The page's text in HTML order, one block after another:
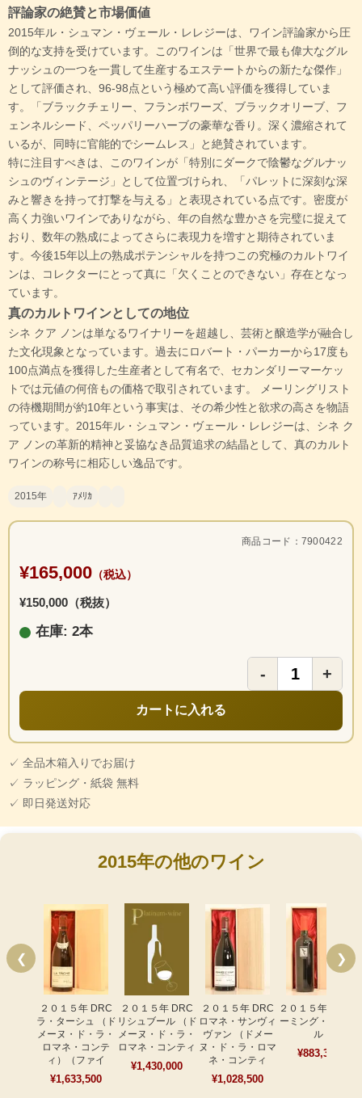
評論家の絶賛と市場価値
2015年ル・シュマン・ヴェール・レレジーは、ワイン評論家から圧
倒的な支持を受けています。このワインは「世界で最も偉大なグル
ナッシュの一つを一貫して生産するエステートからの新たな傑作」
として評価され、96-98点という極めて高い評価を獲得していま
す。「ブラックチェリー、フランボワーズ、ブラックオリーブ、フ
ェンネルシード、ペッパリーハーブの豪華な香り。深く濃縮されて
いるが、同時に官能的でシームレス」と絶賛されています。
特に注目すべきは、このワインが「特別にダークで陰鬱なグルナッ
シュのヴィンテージ」として位置づけられ、「パレットに深刻な深
みと響きを持って打撃を与える」と表現されている点です。密度が
高く力強いワインでありながら、年の自然な豊かさを完璧に捉えて
おり、数年の熟成によってさらに表現力を増すと期待されていま
す。今後15年以上の熟成ポテンシャルを持つこの究極のカルトワイ
ンは、コレクターにとって真に「欠くことのできない」存在となっ
ています。
真のカルトワインとしての地位
シネ クア ノンは単なるワイナリーを超越し、芸術と醸造学が融合し
た文化現象となっています。過去にロバート・パーカーから17度も
100点満点を獲得した生産者として有名で、セカンダリーマーケッ
トでは元値の何倍もの価格で取引されています。 メーリングリスト
の待機期間が約10年という事実は、その希少性と欲求の高さを物語
っています。2015年ル・シュマン・ヴェール・レレジーは、シネ ク
ア ノンの革新的精神と妥協なき品質追求の結晶として、真のカルト
ワインの称号に相応しい逸品です。
2015年 ｱﾒﾘｶ
商品コード：7900422
¥165,000 （税込）
¥150,000（税抜）
在庫: 2本
- +
カートに入れる
✓ 全品木箱入りでお届け
✓ ラッピング・紙袋 無料
✓ 即日発送対応
2015年の他のワイン
❮
２０１５年 DRC
ラ・ターシュ （ド
メーヌ・ド・ラ・
ロマネ・コンテ
ィ）（ファイ
¥1,633,500
２０１５年 DRC
リシュブール （ド
メーヌ・ド・ラ・
ロマネ・コンティ
¥1,430,000
２０１５年 DRC
ロマネ・サンヴィ
ヴァン （ドメー
ヌ・ド・ラ・ロマ
ネ・コンティ
¥1,028,500
２０１５年 スクリ
ーミング・イーグ
ル
¥883,300
❯